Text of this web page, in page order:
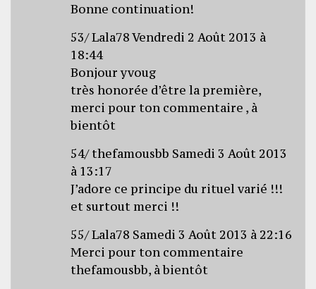
Bonne continuation!
53/ Lala78 Vendredi 2 Août 2013 à
18:44
Bonjour yvoug
très honorée d’être la première,
merci pour ton commentaire , à
bientôt
54/ thefamousbb Samedi 3 Août 2013
à 13:17
J’adore ce principe du rituel varié !!!
et surtout merci !!
55/ Lala78 Samedi 3 Août 2013 à 22:16
Merci pour ton commentaire
thefamousbb, à bientôt